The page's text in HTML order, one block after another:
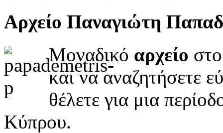
Αρχείο Παναγιώτη
Μοναδικό αρχείο
και να αναζητήσετε
θέλετε για μια
Κύπρου.